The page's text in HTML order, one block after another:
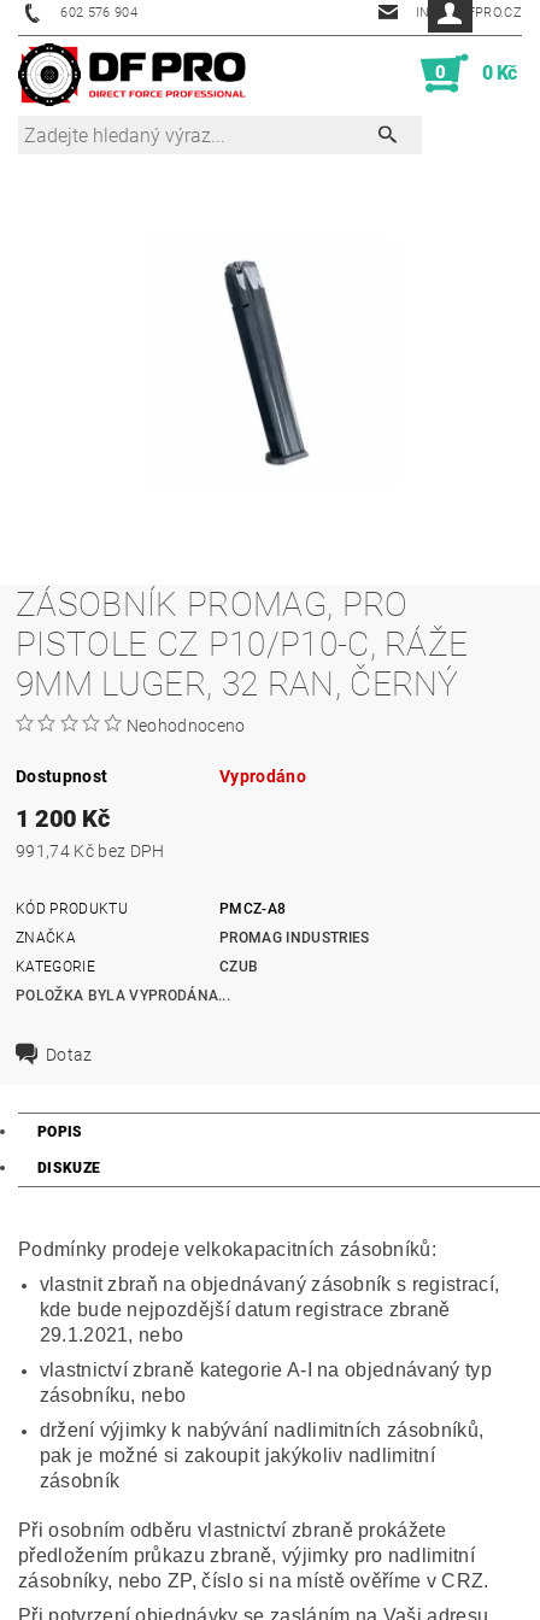
602 576 904 INFO@DFPRO.CZ
0 0 Kč
ZÁSOBNÍK PROMAG, PRO
PISTOLE CZ P10/P10-C, RÁŽE
9MM LUGER, 32 RAN, ČERNÝ
Neohodnoceno
Dostupnost Vyprodáno
1 200 Kč
991,74 Kč bez DPH
KÓD PRODUKTU
PMCZ-A8
ZNAČKA
PROMAG INDUSTRIES
KATEGORIE
CZUB
POLOŽKA BYLA VYPRODÁNA...
Dotaz
POPIS
DISKUZE
Podmínky prodeje velkokapacitních zásobníků:
vlastnit zbraň na objednávaný zásobník s registrací,
kde bude nejpozdější datum registrace zbraně
29.1.2021, nebo
vlastnictví zbraně kategorie A-I na objednávaný typ
zásobníku, nebo
držení výjimky k nabývání nadlimitních zásobníků,
pak je možné si zakoupit jakýkoliv nadlimitní
zásobník
Při osobním odběru vlastnictví zbraně prokážete
předložením průkazu zbraně, výjimky pro nadlimitní
zásobníky, nebo ZP, číslo si na místě ověříme v CRZ.
Při potvrzení objednávky se zasláním na Vaši adresu